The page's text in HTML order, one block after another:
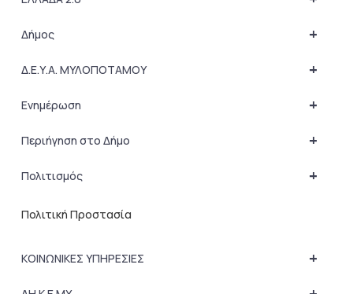
+
Δήμος
+
Δ.Ε.Υ.Α. ΜΥΛΟΠΟΤΑΜΟΥ
+
Ενημέρωση
+
Περιήγηση στο Δήμο
+
Πολιτισμός
Πολιτική Προστασία
+
ΚΟΙΝΩΝΙΚΕΣ ΥΠΗΡΕΣΙΕΣ